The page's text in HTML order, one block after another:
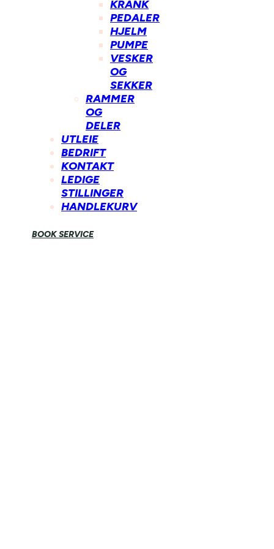
KRANK
PEDALER
HJELM
PUMPE
VESKER
OG
SEKKER
RAMMER
OG
DELER
UTLEIE
BEDRIFT
KONTAKT
LEDIGE
STILLINGER
HANDLEKURV
BOOK SERVICE